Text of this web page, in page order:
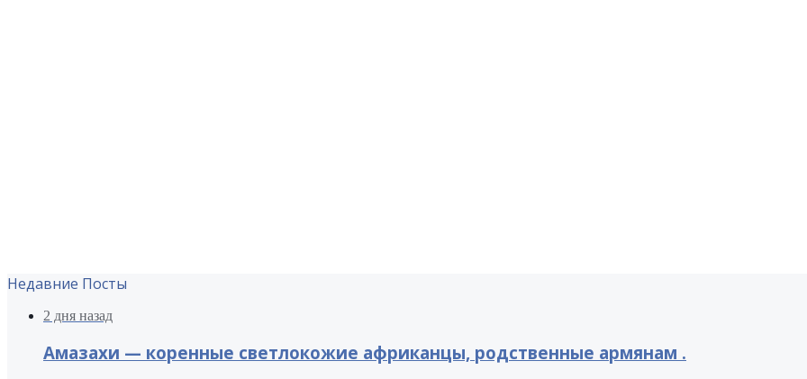
Недавние Посты
2 дня назад
Амазахи — коренные светлокожие африканцы, родственные армянам .